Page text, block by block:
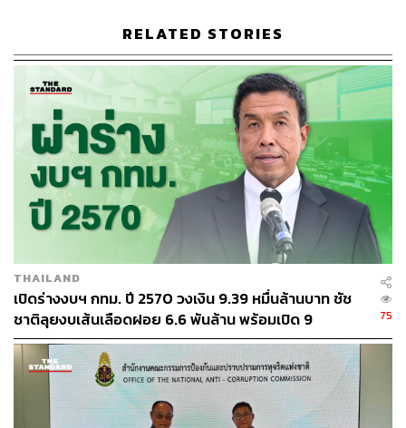
THE STANDARD TEAM
กองบรรณาธิการ THE STANDARD
RELATED STORIES
THAILAND
เปิดร่างงบฯ กทม. ปี 2570 วงเงิน 9.39 หมื่นล้านบาท ชัช
ชาติลุยงบเส้นเลือดฝอย 6.6 พันล้าน พร้อมเปิด 9
ยุทธศาสตร์พัฒนาเมือง
75